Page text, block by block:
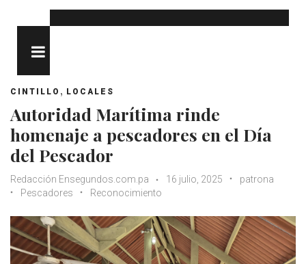
CINTILLO , LOCALES
Autoridad Marítima rinde
homenaje a pescadores en el Día
del Pescador
Redacción Ensegundos.com.pa 16 julio, 2025
patrona
Pescadores
Reconocimiento